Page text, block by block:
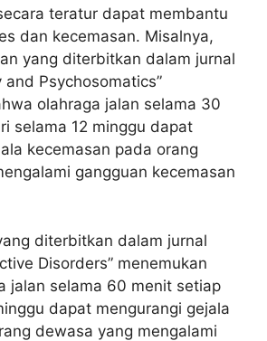
teratur dapat membantu
dan kecemasan. Misalnya,
yang diterbitkan dalam jurnal
and Psychosomatics”
olahraga jalan selama 30
selama 12 minggu dapat
kecemasan pada orang
gangguan kecemasan
diterbitkan dalam jurnal
Disorders” menemukan
jalan selama 60 menit setiap
dapat mengurangi gejala
dewasa yang mengalami